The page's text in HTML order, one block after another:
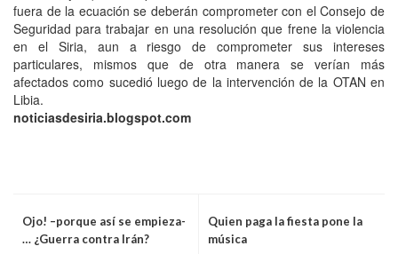
fuera de la ecuación se deberán comprometer con el Consejo de
Seguridad para trabajar en una resolución que frene la violencia
en el Siria, aun a riesgo de comprometer sus intereses
particulares, mismos que de otra manera se verían más
afectados como sucedió luego de la intervención de la OTAN en
Libia.
noticiasdesiria.blogspot.com
Ojo! –porque así se empieza-
… ¿Guerra contra Irán?
Quien paga la fiesta pone la
música